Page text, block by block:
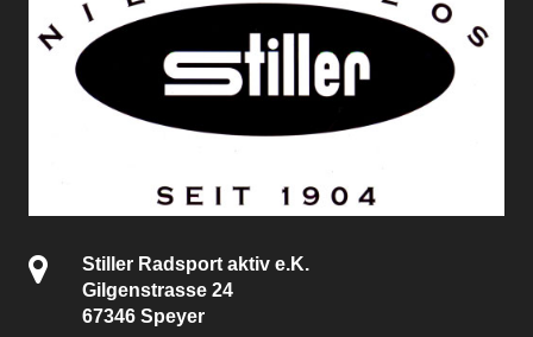
Stiller Radsport aktiv e.K.
Gilgenstrasse 24
67346 Speyer